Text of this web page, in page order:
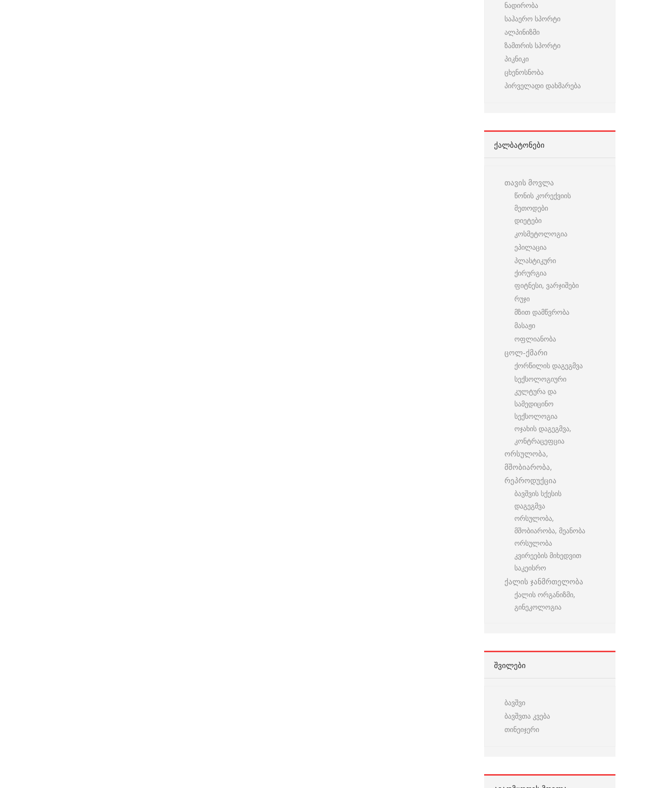
ნადირობა
საჰაერო სპორტი
ალპინიზმი
ზამთრის სპორტი
პიკნიკი
ცხენოსნობა
პირველადი დახმარება
ᲥᲐᲚᲑᲐᲢᲝᲜᲔᲑᲘ
თავის მოვლა
წონის კორექვიის
მეთოდები
დიეტები
კოსმეტოლოგია
ეპილაცია
პლასტიკური
ქირურგია
ფიტნესი, ვარჯიშები
რუჯი
მზით დამწვრობა
მასაჟი
ოფლიანობა
ცოლ-ქმარი
ქორწილის დაგეგმვა
სექსოლოგიური
კულტურა და
სამედიცინო
სექსოლოგია
ოჯახის დაგეგმვა,
კონტრაცეფცია
ორსულობა,
მშობიარობა,
რეპროდუქცია
ბავშვის სქესის
დაგეგმვა
ორსულობა,
მშობიარობა, მეანობა
ორსულობა
კვირეების მიხედვით
საკეისრო
ქალის ჯანმრთელობა
ქალის ორგანიზმი,
გინეკოლოგია
ᲨᲕᲘᲚᲔᲑᲘ
ბავშვი
ბავშვთა კვება
თინეიჯერი